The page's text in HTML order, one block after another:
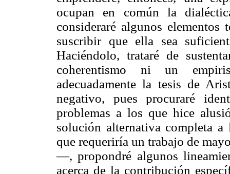
ocupan en común la
consideraré algunos
suscribir que ella sea
Haciéndolo, trataré de
coherentismo ni un
adecuadamente la tesis de
negativo, pues procuraré
problemas a los que hice
solución alternativa completa
que requeriría un trabajo de
—, propondré algunos
acerca de la contribución